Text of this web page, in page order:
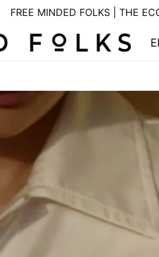
FREE MINDED FOLKS | THE